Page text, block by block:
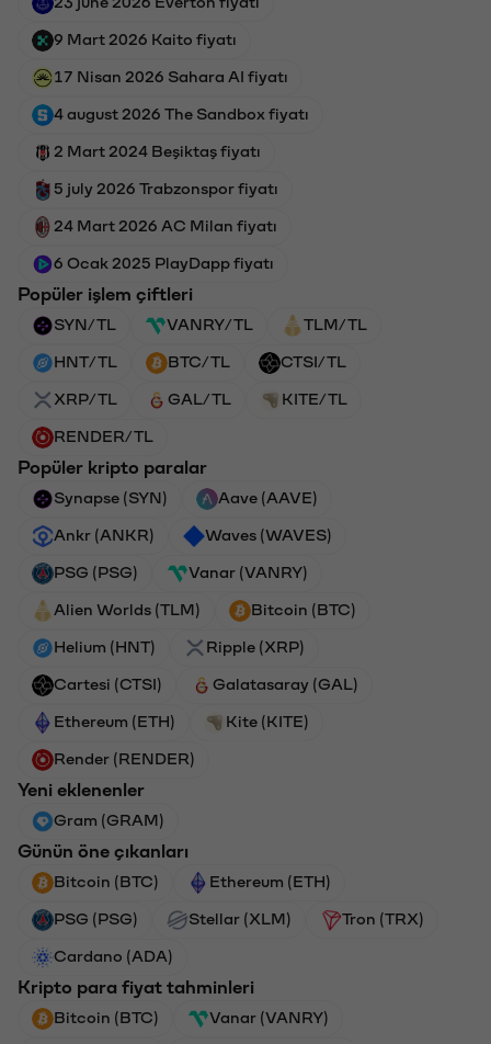
9 Mart 2026 Kaito fiyatı
17 Nisan 2026 Sahara AI fiyatı
4 august 2026 The Sandbox fiyatı
2 Mart 2024 Beşiktaş fiyatı
5 july 2026 Trabzonspor fiyatı
24 Mart 2026 AC Milan fiyatı
6 Ocak 2025 PlayDapp fiyatı
Popüler işlem çiftleri
SYN/TL VANRY/TL TLM/TL
HNT/TL BTC/TL CTSI/TL
XRP/TL GAL/TL KITE/TL
RENDER/TL
Popüler kripto paralar
Synapse (SYN) Aave (AAVE)
Ankr (ANKR) Waves (WAVES)
PSG (PSG) Vanar (VANRY)
Alien Worlds (TLM) Bitcoin (BTC)
Helium (HNT) Ripple (XRP)
Cartesi (CTSI) Galatasaray (GAL)
Ethereum (ETH) Kite (KITE)
Render (RENDER)
Yeni eklenenler
Gram (GRAM)
Günün öne çıkanları
Bitcoin (BTC) Ethereum (ETH)
PSG (PSG) Stellar (XLM) Tron (TRX)
Cardano (ADA)
Kripto para fiyat tahminleri
Bitcoin (BTC) Vanar (VANRY)